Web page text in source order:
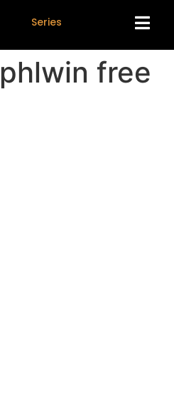
Series
phlwin free